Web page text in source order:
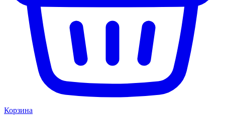
Корзина